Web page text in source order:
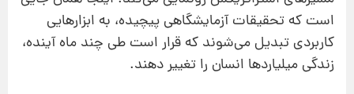
است که تحقیقات آزمایشگاهی پیچیده، به ابزارهایی
کاربردی تبدیل می‌شوند که قرار است طی چند ماه آینده،
زندگی میلیاردها انسان را تغییر دهند.